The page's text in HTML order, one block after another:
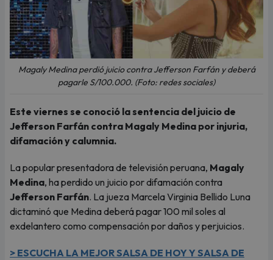
Magaly Medina perdió juicio contra Jefferson Farfán y deberá
pagarle S/100.000. (Foto: redes sociales)
Este viernes se conoció la sentencia del juicio de
Jefferson Farfán contra Magaly Medina por injuria,
difamación y calumnia.
La popular presentadora de televisión peruana, Magaly
Medina, ha perdido un juicio por difamación contra
Jefferson Farfán. La jueza Marcela Virginia Bellido Luna
dictaminó que Medina deberá pagar 100 mil soles al
exdelantero como compensación por daños y perjuicios.
> ESCUCHA LA MEJOR SALSA DE HOY Y SALSA DE